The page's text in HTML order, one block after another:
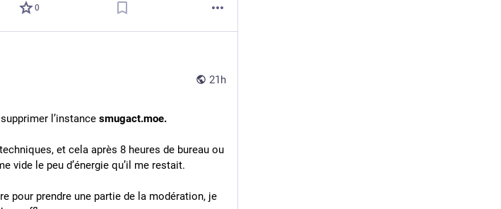
0
21h
l’instance smugact.moe.
et cela après 8 heures de bureau ou
vide le peu d’énergie qu’il me restait.
pour prendre une partie de la modération, je